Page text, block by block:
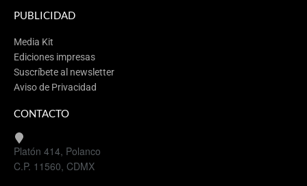
PUBLICIDAD
Media Kit
Ediciones impresas
Suscríbete al newsletter
Aviso de Privacidad
CONTACTO
Platón 414, Polanco
C.P. 11560, CDMX